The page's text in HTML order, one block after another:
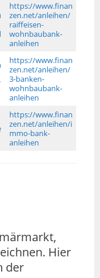
https://www.finan
zen.net/anleihen/
raiffeisen-
wohnbaubank-
anleihen
https://www.finan
zen.net/anleihen/
3-banken-
wohnbaubank-
anleihen
https://www.finan
zen.net/anleihen/i
mmo-bank-
anleihen
Hier
der